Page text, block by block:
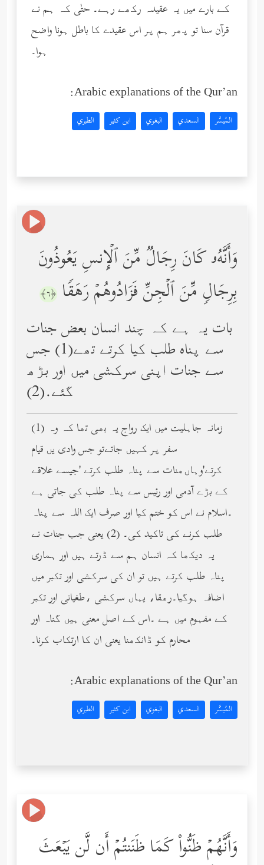
کے بارے میں یہ عقیدہ رکھے رہے۔ حتٰی کہ ہم نے
قرآن سنا تو پھر ہم پر اس عقیدے کا باطل ہونا واضح
ہوا۔
Arabic explanations of the Qur’an:
المُيسَّر السعدي البغوي ابن كثير الطبري
وَأَنَّهُۥ كَانَ رِجَالࣱ مِّنَ ٱلۡإِنسِ یَعُوذُونَ
بِرِجَالࣲ مِّنَ ٱلۡجِنِّ فَزَادُوهُمۡ رَهَقࣰا ﴿٦﴾
بات یہ ہے کہ چند انسان بعض جنات
سے پناه طلب کیا کرتے تھے(1) جس
سے جنات اپنی سرکشی میں اور بڑھ
گئے.(2)
(1) زمانہ جاہلیت میں ایک رواج یہ بھی تھا کہ وہ
سفر پر کہیں جاتےتو جس وادی یں قیام
کرتے'وہاںھنات سے پناہ طلب کرتے 'جیسے علاقے
کے بڑے آدمی اور رئیس سے پناہ طلب کی جاتی ہے
۔اسلام نے اس کو ختم کیا اور صرف ایک اللہ سے پناہ
طلب کرنے کی تاکید کی۔ (2) یعنی جب جنات نے
یہ دیکھا کہ انسان ہم سے ڈرتے ہیں اور ہماری
پناہ طلب کرتے ہیں تو ان کی سرکشی اور تکبر میں
اضافہ ہوگیا۔رھقا، یہاں سرکشی ،طغیانی اور تکبر
کے مفہوم میں ہے ۔اس کے اصل معنی ہیں گناہ اور
محارم کو ڈانکھنا یعنی ان کا ارتکاب کرنا۔
Arabic explanations of the Qur’an:
المُيسَّر السعدي البغوي ابن كثير الطبري
وَأَنَّهُمۡ ظَنُّواْ كَمَا ظَنَنتُمۡ أَن لَّن یَبۡعَثَ